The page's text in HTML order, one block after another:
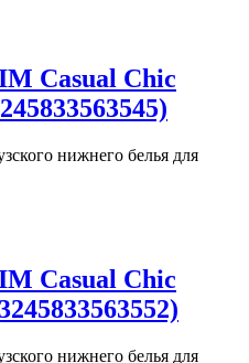
Casual Chic
нижнего белья для
Casual Chic
нижнего белья для